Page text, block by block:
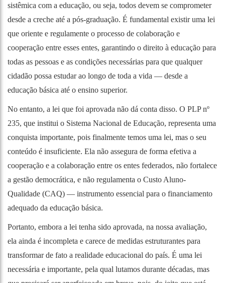
sistêmica com a educação, ou seja, todos devem se comprometer
desde a creche até a pós-graduação. É fundamental existir uma lei
que oriente e regulamente o processo de colaboração e
cooperação entre esses entes, garantindo o direito à educação para
todas as pessoas e as condições necessárias para que qualquer
cidadão possa estudar ao longo de toda a vida — desde a
educação básica até o ensino superior.
No entanto, a lei que foi aprovada não dá conta disso. O PLP nº
235, que institui o Sistema Nacional de Educação, representa uma
conquista importante, pois finalmente temos uma lei, mas o seu
conteúdo é insuficiente. Ela não assegura de forma efetiva a
cooperação e a colaboração entre os entes federados, não fortalece
a gestão democrática, e não regulamenta o Custo Aluno-
Qualidade (CAQ) — instrumento essencial para o financiamento
adequado da educação básica.
Portanto, embora a lei tenha sido aprovada, na nossa avaliação,
ela ainda é incompleta e carece de medidas estruturantes para
transformar de fato a realidade educacional do país. É uma lei
necessária e importante, pela qual lutamos durante décadas, mas